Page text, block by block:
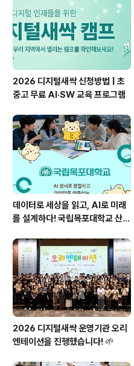
자가 되고 싶다는 막연한 꿈을 가지고 있
과연 꿈을 이루기 위해서 무엇을 하고 있
자격을 얻을 만큼 ..
2026 디지털새싹 신청방법 | 초
중고 무료 AI·SW 교육 프로그램
데이터로 세상을 읽고, AI로 미래
를 설계하다! 국립목포대학교 산학
2026 디지털새싹 운영기관 오리
엔테이션을 진행했습니다! 🌱